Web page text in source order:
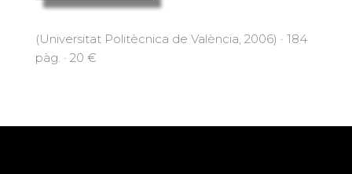
(Universitat Politècnica de València, 2006) · 184
pàg. · 20 €